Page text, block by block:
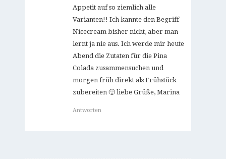
Appetit auf so ziemlich alle
Varianten!! Ich kannte den Begriff
Nicecream bisher nicht, aber man
lernt ja nie aus. Ich werde mir heute
Abend die Zutaten für die Pina
Colada zusammensuchen und
morgen früh direkt als Frühstück
zubereiten 🙂 liebe Grüße, Marina
Antworten